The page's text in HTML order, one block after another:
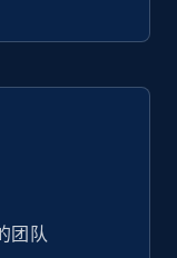
团队